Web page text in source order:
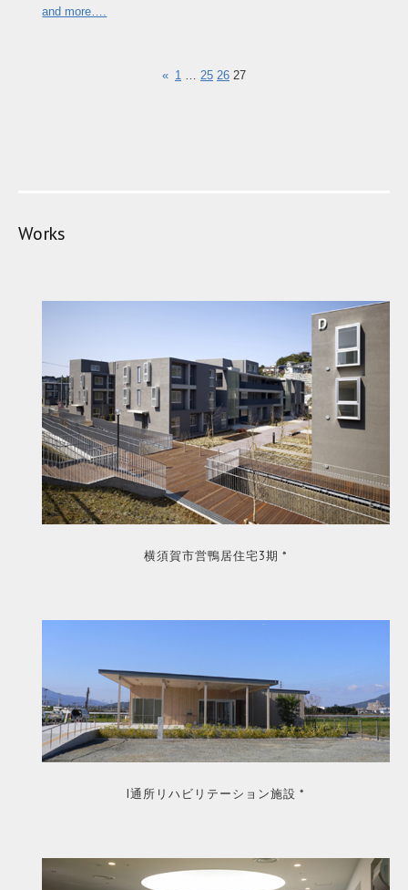
and more….
« 1 … 25 26 27
Works
横須賀市営鴨居住宅3期 *
I通所リハビリテーション施設 *